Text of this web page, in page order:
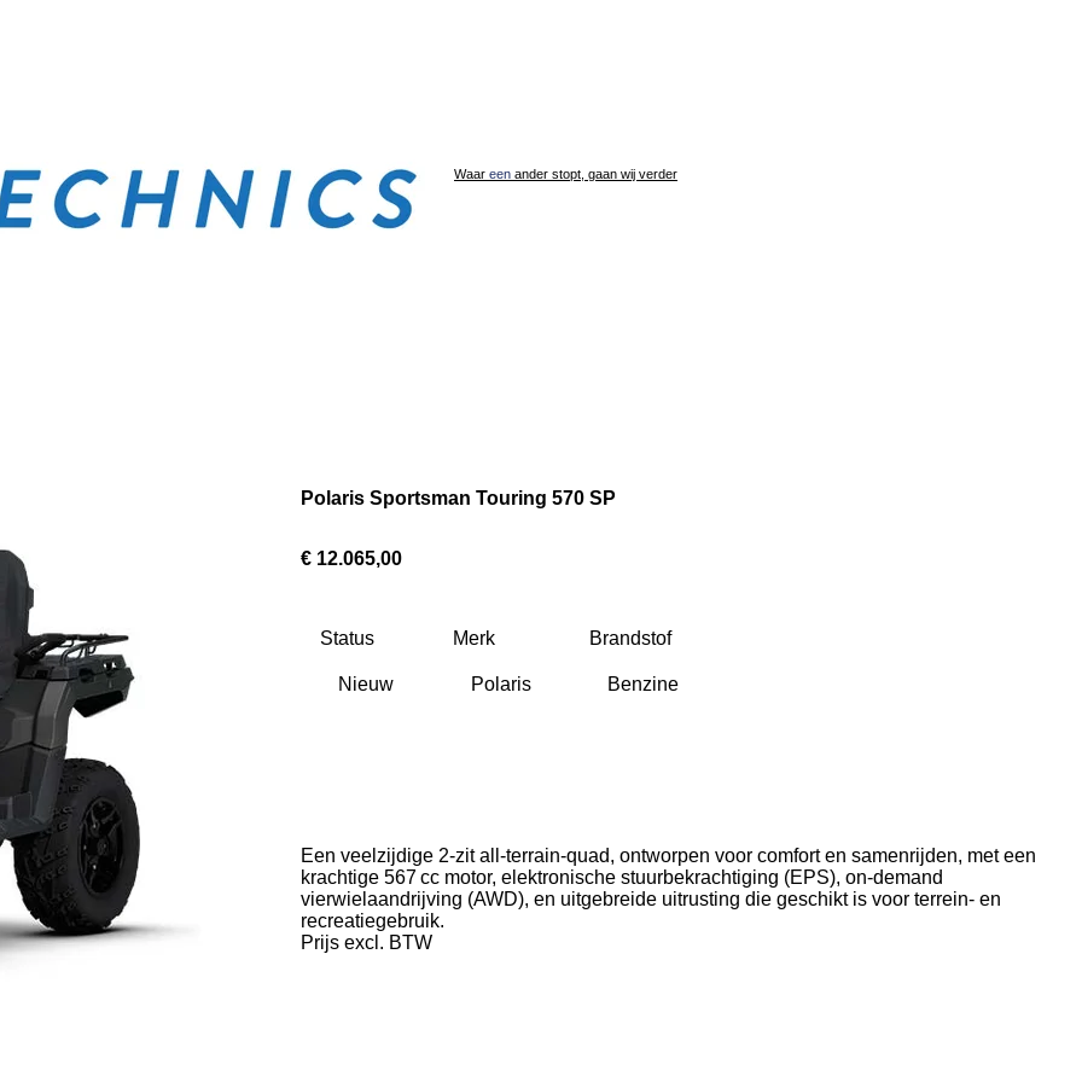
Waar een ander stopt, gaan wij verder
Polaris Sportsman Touring 570 SP
€ 12.065,00
Status Merk Brandstof
Een veelzijdige 2‑zit all‑terrain‑quad, ontworpen voor comfort en samenrijden, met een
krachtige 567 cc motor, elektronische stuurbekrachtiging (EPS), on‑demand
vierwielaandrijving (AWD), en uitgebreide uitrusting die geschikt is voor terrein‑ en
recreatiegebruik.
Prijs excl. BTW